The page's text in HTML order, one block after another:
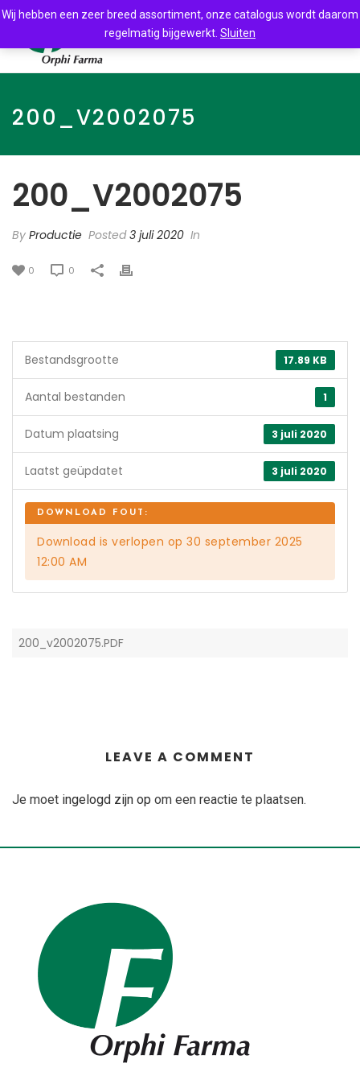
200_V2002075
200_V2002075
By Productie Posted3 juli 2020 In
0 0
17.89 KB
Bestandsgrootte
1
Aantal bestanden
3 juli 2020
Datum plaatsing
3 juli 2020
Laatst geüpdatet
Download is verlopen op 30 september 2025
12:00 AM
200_v2002075.PDF
LEAVE A COMMENT
Je moet ingelogd zijn op om een reactie te plaatsen.
Wij hebben een zeer breed assortiment, onze catalogus wordt daarom
regelmatig bijgewerkt. Sluiten